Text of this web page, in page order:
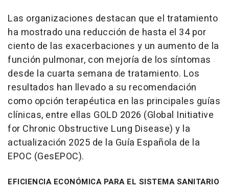
Las organizaciones destacan que el tratamiento
ha mostrado una reducción de hasta el 34 por
ciento de las exacerbaciones y un aumento de la
función pulmonar, con mejoría de los síntomas
desde la cuarta semana de tratamiento. Los
resultados han llevado a su recomendación
como opción terapéutica en las principales guías
clínicas, entre ellas GOLD 2026 (Global Initiative
for Chronic Obstructive Lung Disease) y la
actualización 2025 de la Guía Española de la
EPOC (GesEPOC).
EFICIENCIA ECONÓMICA PARA EL SISTEMA SANITARIO